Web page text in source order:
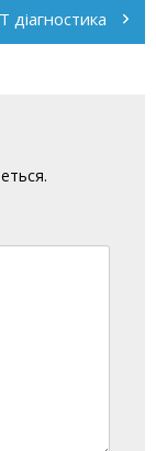
діагностика